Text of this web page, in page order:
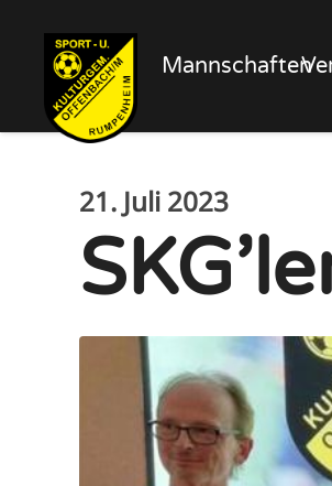
Mannschaften
21. Juli 2023